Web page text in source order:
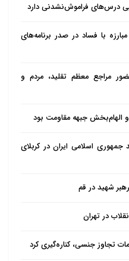
درس‌های فراموش‌نشدنی دارد
با فساد در صدر برنامه‌های
مراجع معظم تقلید، مردم و
جبهه مقاومت بود
اسلامی ایران در کربلای
شهید در قم
در تهران
تجاوز جنسی، کناره‌گیری کرد